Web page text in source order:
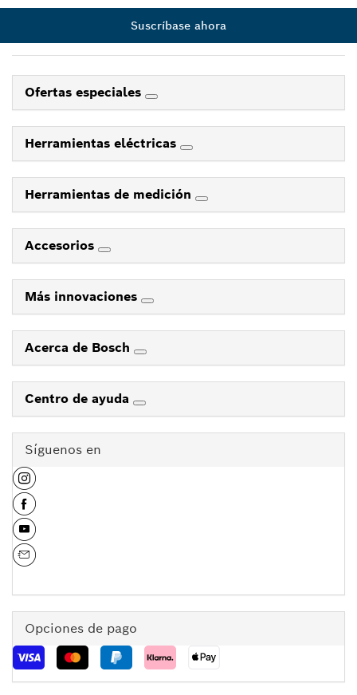
Suscríbase ahora
Ofertas especiales
Herramientas eléctricas
Herramientas de medición
Accesorios
Más innovaciones
Acerca de Bosch
Centro de ayuda
Síguenos en
Opciones de pago